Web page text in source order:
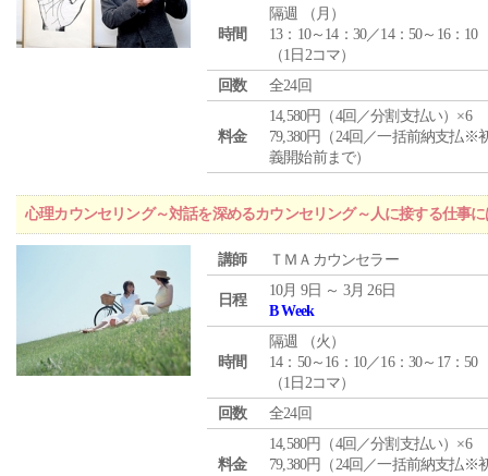
時間
隔週 （ 月 ）
13：10～14：30／14：50～16：10
（1日2コマ）
回数
全24回
料金
14,580円（4回／分割支払い）×6
79,380円（24回／一括前納支払※
義開始前まで）
心理カウンセリング～対話を深めるカウンセリング～人に接する仕事
講師 ＴＭＡカウンセラー
日程
10月 9日 ～ 3月 26日
B Week
時間
隔週 （火 ）
14：50～16：10／16：30～17：50
（1日2コマ）
回数
全24回
料金
14,580円（4回／分割支払い）×6
79,380円（24回／一括前納支払※